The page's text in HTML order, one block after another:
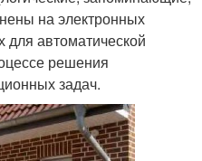
на электронных
автоматической
решения
задач.